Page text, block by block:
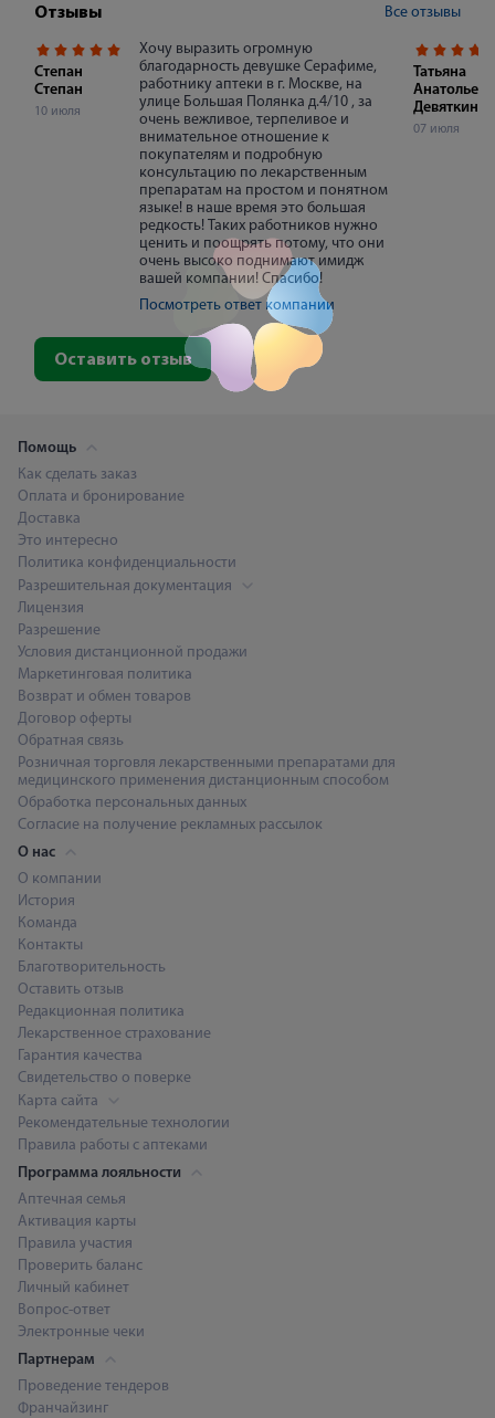
Отзывы Все отзывы
Степан
Степан
10 июля
Хочу выразить огромную
благодарность девушке Серафиме,
работнику аптеки в г. Москве, на
улице Большая Полянка д.4/10 , за
очень вежливое, терпеливое и
внимательное отношение к
покупателям и подробную
консультацию по лекарственным
препаратам на простом и понятном
языке! в наше время это большая
редкость! Таких работников нужно
ценить и поощрять потому, что они
очень высоко поднимают имидж
вашей компании! Спасибо!
Посмотреть ответ компании
Татьяна
Девяткина
07 июля
Оставить отзыв
Помощь
Как сделать заказ
Оплата и бронирование
Доставка
Это интересно
Политика конфиденциальности
Разрешительная документация
Лицензия
Разрешение
Условия дистанционной продажи
Маркетинговая политика
Возврат и обмен товаров
Договор оферты
Обратная связь
Розничная торговля лекарственными препаратами для
медицинского применения дистанционным способом
Обработка персональных данных
Согласие на получение рекламных рассылок
О нас
О компании
История
Команда
Контакты
Благотворительность
Оставить отзыв
Редакционная политика
Лекарственное страхование
Гарантия качества
Свидетельство о поверке
Карта сайта
Рекомендательные технологии
Правила работы с аптеками
Программа лояльности
Аптечная семья
Активация карты
Правила участия
Проверить баланс
Личный кабинет
Вопрос-ответ
Электронные чеки
Партнерам
Проведение тендеров
Франчайзинг